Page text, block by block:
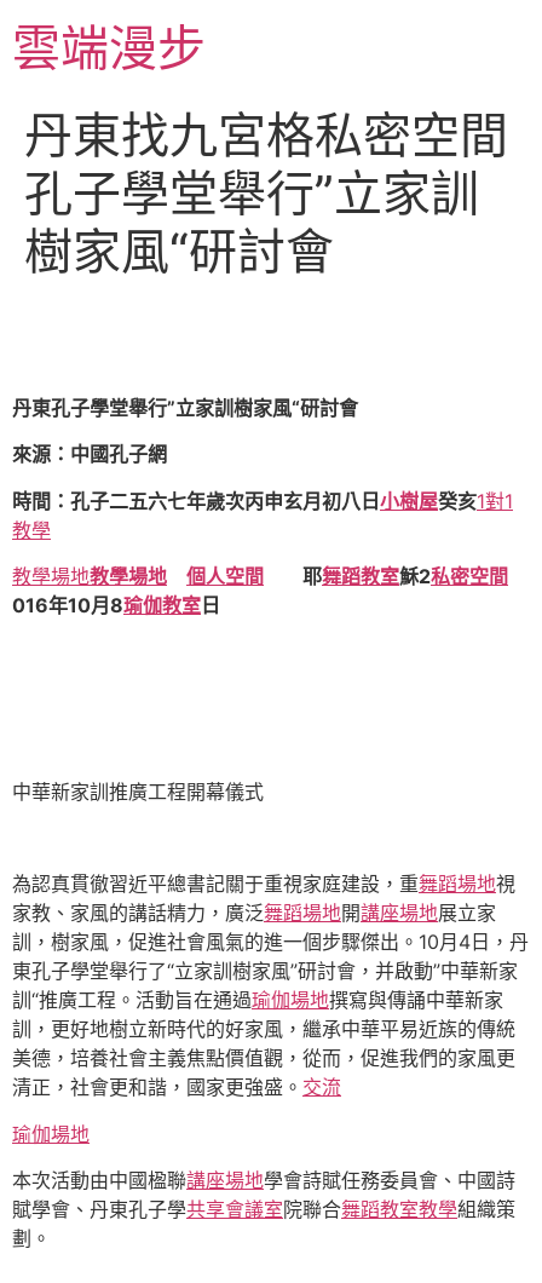
至雲端漫步
丹東找九宮格私密空間
孔子學堂舉行”立家訓
樹家風“研討會
丹東孔子學堂舉行”立家訓樹家風“研討會
來源：中國孔子網
時間：孔子二五六七年歲次丙申玄月初八日小樹屋癸亥1對1
教學
教學場地教學場地 個人空間 耶舞蹈教室穌2私密空間
016年10月8瑜伽教室日
中華新家訓推廣工程開幕儀式
為認真貫徹習近平總書記關于重視家庭建設，重舞蹈場地視
家教、家風的講話精力，廣泛舞蹈場地開講座場地展立家
訓，樹家風，促進社會風氣的進一個步驟傑出。10月4日，丹
東孔子學堂舉行了“立家訓樹家風”研討會，并啟動”中華新家
訓“推廣工程。活動旨在通過瑜伽場地撰寫與傳誦中華新家
訓，更好地樹立新時代的好家風，繼承中華平易近族的傳統
美德，培養社會主義焦點價值觀，從而，促進我們的家風更
清正，社會更和諧，國家更強盛。 交流
瑜伽場地
本次活動由中國楹聯講座場地學會詩賦任務委員會、中國詩
賦學會、丹東孔子學共享會議室院聯合舞蹈教室教學組織策
劃。